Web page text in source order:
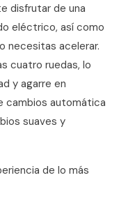
disfrutar de una
eléctrico, así como
necesitas acelerar.
cuatro ruedas, lo
y agarre en
cambios automática
suaves y
de lo más